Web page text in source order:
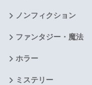
ノンフィクション
ファンタジー・魔法
ホラー
ミステリー